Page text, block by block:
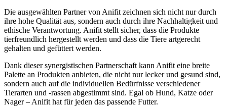
Die ausgewählten ​Partner‍ von Anifit zeichnen sich nicht nur durch
ihre ⁤hohe Qualität aus, sondern auch ​durch ihre Nachhaltigkeit und
ethische Verantwortung. Anifit stellt sicher, dass die Produkte
tierfreundlich hergestellt werden und dass die Tiere‍ artgerecht
gehalten und gefüttert werden.
Dank dieser synergistischen Partnerschaft kann Anifit eine breite​
Palette an Produkten anbieten, die nicht nur lecker‍ und gesund sind,
sondern ​auch auf die individuellen Bedürfnisse verschiedener
Tierarten und -rassen abgestimmt⁣ sind. Egal‍ ob Hund, Katze oder
Nager –​ Anifit hat für ⁢jeden das passende Futter.